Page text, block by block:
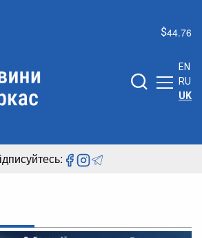
44.76
EN
RU
UK